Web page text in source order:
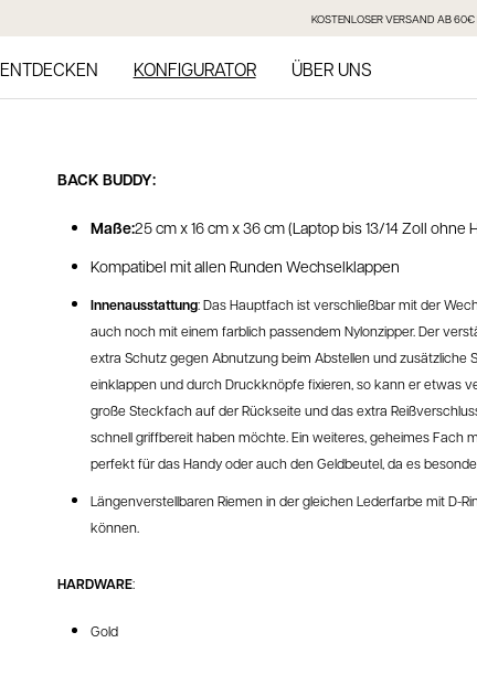
KOSTENLOSER VERSAND AB
ENTDECKEN KONFIGURATOR ÜBER UNS
BACK BUDDY:
Maße:25 cm x 16 cm x 36 cm (Laptop bis13/14Zoll ohne
Kompatibel mit allen Runden Wechselklappen
Innenausstattung:Das Hauptfach ist verschließbar mit der
auchnoch mit einem farblich passendem Nylonzipper.Der
extra Schutzgegen Abnutzungbeim Abstellenund zusätzliche
einklappen und durch Druckknöpfe fixieren,so kann er etwas
große Steckfach auf der Rückseite und das extra
schnell griffbereit haben möchte. Ein weiteres, geheimesFach
perfekt für dasHandy oder auchdenGeldbeutel, da es b
Längenverstellbaren Riemen in der gleichen Lederfarbe mit D-
können.
HARDWARE:
Gold